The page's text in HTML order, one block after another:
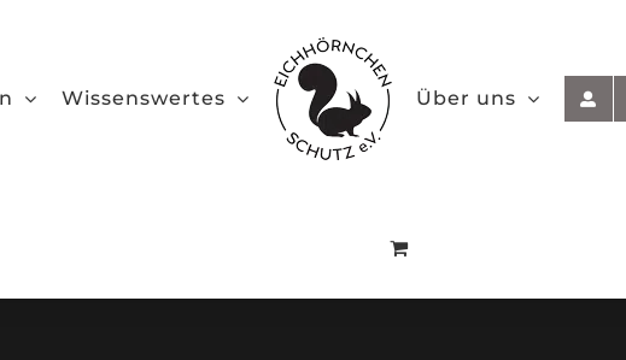
Wissenswertes Über uns